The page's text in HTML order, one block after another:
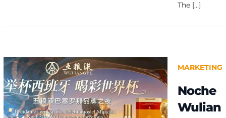
The […]
MARKETING
Noche
Wulian